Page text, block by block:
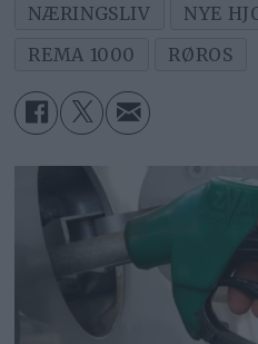
NÆRINGSLIV
NYE
REMA 1000
RØROS